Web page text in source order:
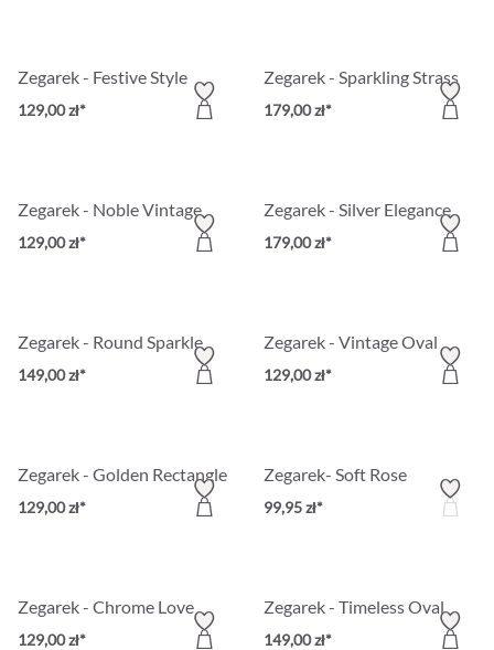
Zegarek - Festive Style
129,00 zł*
Zegarek - Sparkling Strass
179,00 zł*
Zegarek - Noble Vintage
129,00 zł*
Zegarek - Silver Elegance
179,00 zł*
Zegarek - Round Sparkle
149,00 zł*
Zegarek - Vintage Oval
129,00 zł*
Zegarek - Golden Rectangle
129,00 zł*
Zegarek- Soft Rose
99,95 zł*
Zegarek - Chrome Love
129,00 zł*
Zegarek - Timeless Oval
149,00 zł*